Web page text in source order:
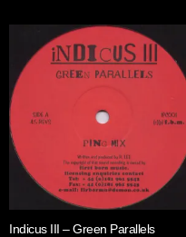
Indicus III – Green Parallels